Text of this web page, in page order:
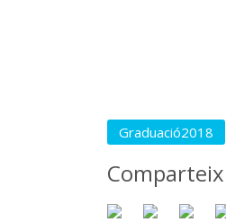
Graduació2018